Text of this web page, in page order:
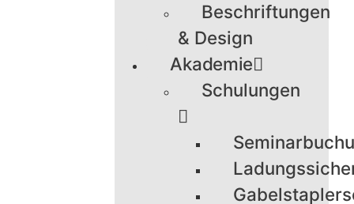
Beschriftungen
& Design
Akademie
Schulungen